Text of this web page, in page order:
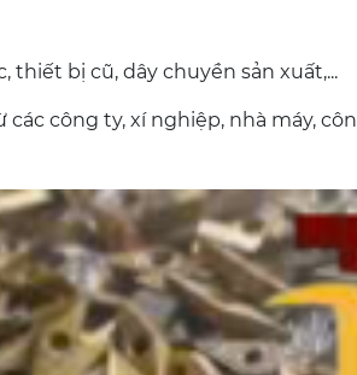
thiết bị cũ, dây chuyền sản xuất,...
công ty, xí nghiệp, nhà máy,